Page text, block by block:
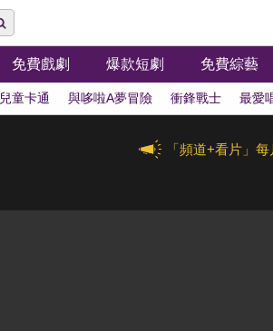
免費戲劇 爆款短劇 免費綜藝
兒童卡通 與哆啦A夢冒險 衝鋒戰士 最愛
「頻道+看片」